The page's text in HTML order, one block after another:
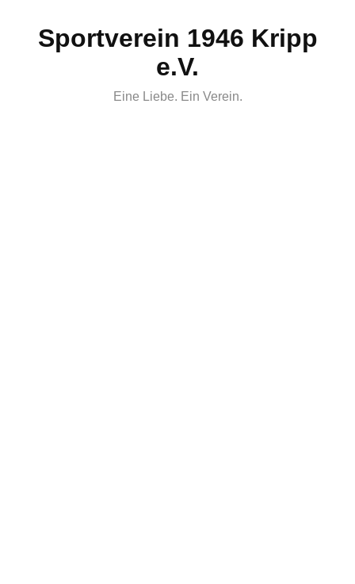
Sportverein 1946 Kripp
e.V.
Eine Liebe. Ein Verein.